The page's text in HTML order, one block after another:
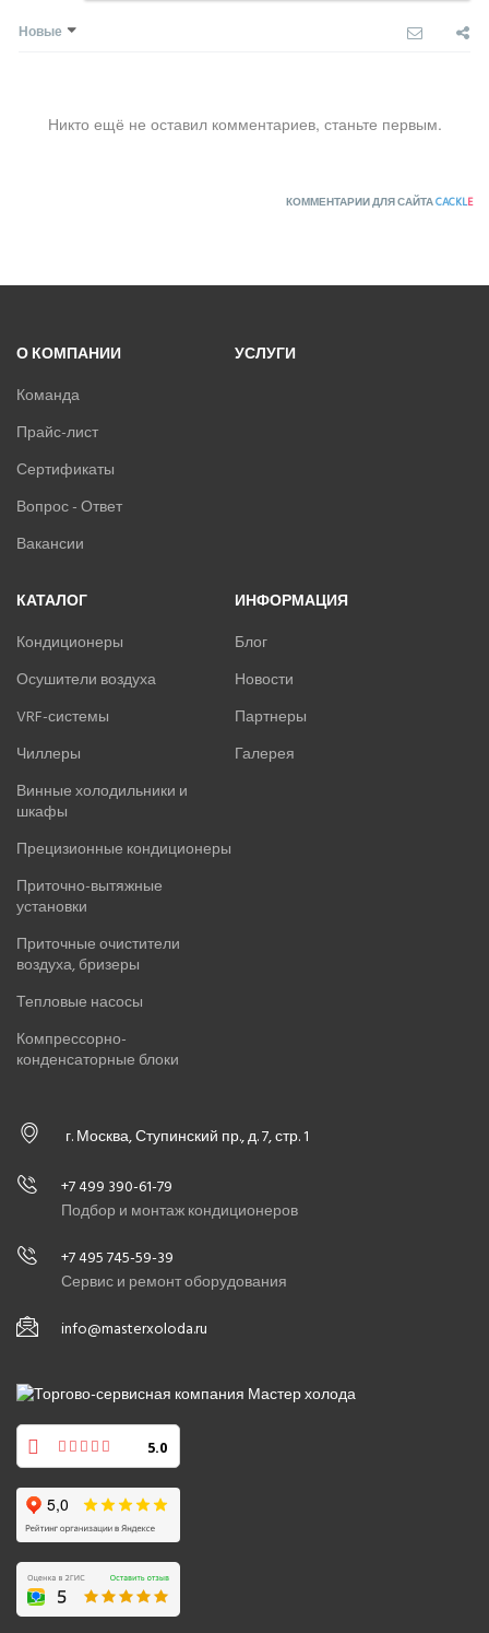
Новые
Никто ещё не оставил комментариев, станьте первым.
КОММЕНТАРИИ ДЛЯ САЙТАCACKLE
О КОМПАНИИ
Команда
Прайс-лист
Сертификаты
Вопрос - Ответ
Вакансии
УСЛУГИ
КАТАЛОГ
Кондиционеры
Осушители воздуха
VRF-системы
Чиллеры
Винные холодильники и
шкафы
Прецизионные кондиционеры
Приточно-вытяжные
установки
Приточные очистители
воздуха, бризеры
Тепловые насосы
Компрессорно-
конденсаторные блоки
ИНФОРМАЦИЯ
Блог
Новости
Партнеры
Галерея
г. Москва, Ступинский пр., д. 7, стр. 1
+7 499 390-61-79
Подбор и монтаж кондиционеров
+7 495 745-59-39
Сервис и ремонт оборудования
info@masterxoloda.ru
5.0